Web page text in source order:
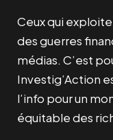
Ceux qui
des guerres
médias. C’est
Investig’Action
l’info pour un
équitable des